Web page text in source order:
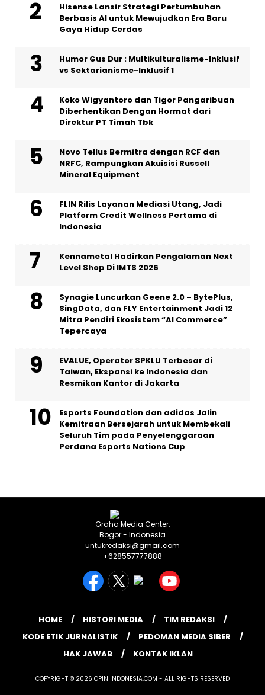
Hisense Lansir Strategi Pertumbuhan
Berbasis AI untuk Mewujudkan Era Baru
Gaya Hidup Cerdas
Humor Gus Dur : Multikulturalisme-Inklusif
vs Sektarianisme-Inklusif 1
Koko Wigyantoro dan Tigor Pangaribuan
Diberhentikan Dengan Hormat dari
Direktur PT Timah Tbk
Novo Tellus Bermitra dengan RCF dan
NRFC, Rampungkan Akuisisi Russell
Mineral Equipment
FLIN Rilis Layanan Mediasi Utang, Jadi
Platform Credit Wellness Pertama di
Indonesia
Kennametal Hadirkan Pengalaman Next
Level Shop Di IMTS 2026
Synagie Luncurkan Geene 2.0 – BytePlus,
SingData, dan FLY Entertainment Jadi 12
Mitra Pendiri Ekosistem “AI Commerce”
Tepercaya
EVALUE, Operator SPKLU Terbesar di
Taiwan, Ekspansi ke Indonesia dan
Resmikan Kantor di Jakarta
Esports Foundation dan adidas Jalin
Kemitraan Bersejarah untuk Membekali
Seluruh Tim pada Penyelenggaraan
Perdana Esports Nations Cup
Graha Media Center,
Bogor - Indonesia
untukredaksi@gmail.com
+628557777888
HOME HISTORI MEDIA
TIM REDAKSI
KODE ETIK JURNALISTIK
PEDOMAN MEDIA SIBER
HAK JAWAB
KONTAK IKLAN
COPYRIGHT © 2026 OPINIINDONESIA.COM - ALL RIGHTS RESERVED